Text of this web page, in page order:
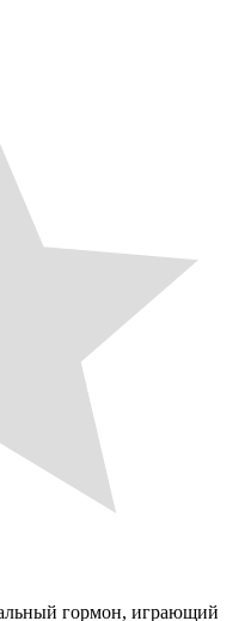
гормон, играющий